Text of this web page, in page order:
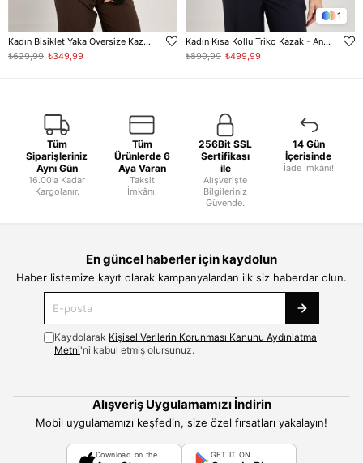
Kadın Bisiklet Yaka Oversize Kazak - Siyah
₺349,99
₺629,99
1
Kadın Kısa Kollu Triko Kazak - Antrasit
₺499,99
₺899,99
Tüm
Siparişleriniz
Aynı Gün
16.00'a Kadar
Kargolanır.
Tüm
Ürünlerde 6
Aya Varan
Taksit
İmkânı!
256Bit SSL
Sertifikası
ile
Alışverişte
Bilgileriniz
Güvende.
14 Gün
İçerisinde
İade İmkânı!
En güncel haberler için kaydolun
Haber listemize kayıt olarak kampanyalardan ilk siz haberdar olun.
Kaydolarak Kişisel Verilerin Korunması Kanunu Aydınlatma
Metni'ni kabul etmiş olursunuz.
Alışveriş Uygulamamızı İndirin
Mobil uygulamamızı keşfedin, size özel fırsatları yakalayın!
Download on the GET IT ON